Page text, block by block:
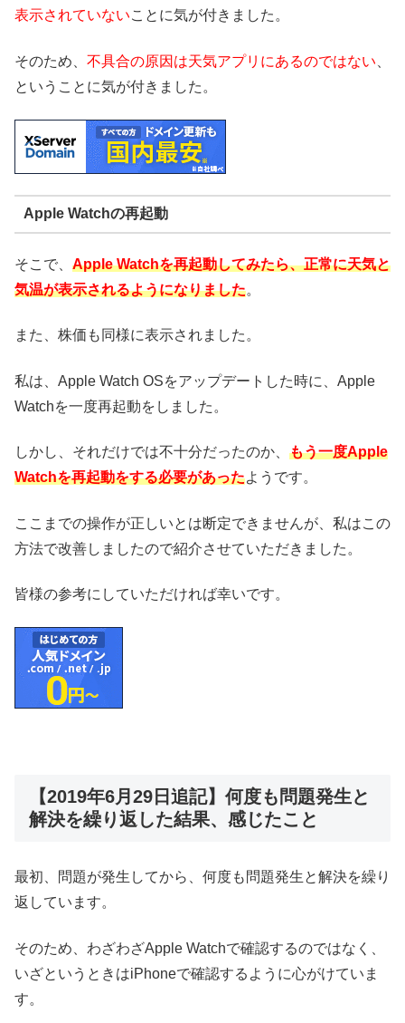
表示されていないことに気が付きました。
そのため、 不具合の原因は天気アプリにあるのではない
ということに気が付きました。
Apple Watchの再起動
そこで、 Apple Watchを再起動してみたら、正常に天気と
気温が表示されるようになりました。
また、株価も同様に表示されました。
私は、Apple Watch OSをアップデートした時に、Apple
Watchを一度再起動をしました。
しかし、それだけでは不十分だったのか、 もう一度Apple
Watchを再起動をする必要があったようです。
ここまでの操作が正しいとは断定できませんが、私はこの
方法で改善しましたので紹介させていただきました。
皆様の参考にしていただければ幸いです。
【2019年6月29日追記】何度も問題発生と
解決を繰り返した結果、感じたこと
最初、問題が発生してから、何度も問題発生と解決を繰り
返しています。
そのため、わざわざApple Watchで確認するのではなく、
いざというときはiPhoneで確認するように心がけていま
す。